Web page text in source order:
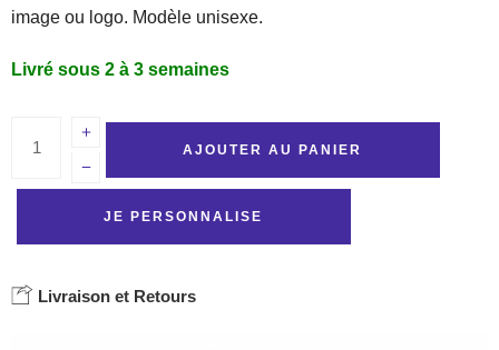
image ou logo. Modèle unisexe.
Livré sous 2 à 3 semaines
AJOUTER AU PANIER
JE PERSONNALISE
Livraison et Retours